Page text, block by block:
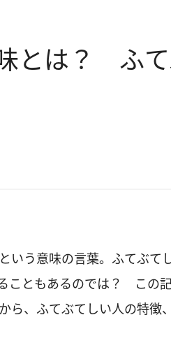
とは？ ふ
いう意味の言葉。ふてぶて
こともあるのでは？ この
ら、ふてぶてしい人の特徴